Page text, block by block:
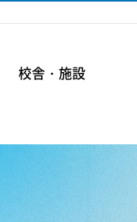
校舎・施設